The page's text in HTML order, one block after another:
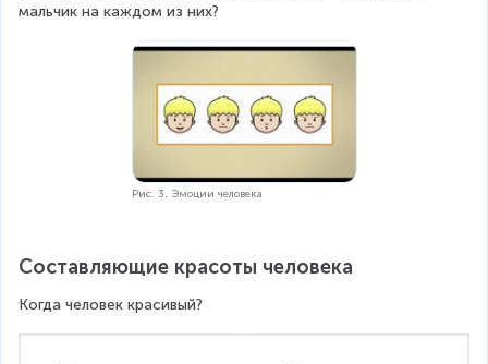
мальчик на каждом из них?
Рис. 3. Эмоции человека
Составляющие красоты человека
Когда человек красивый?